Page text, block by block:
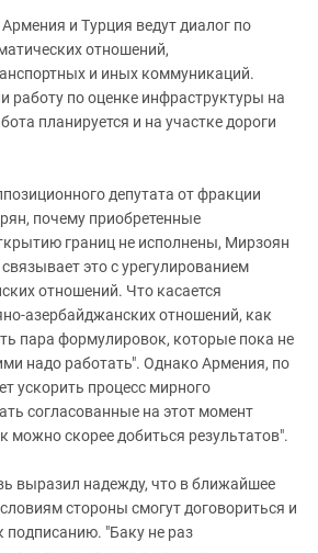
и Турция ведут диалог по
отношений,
и иных коммуникаций.
работу по оценке инфраструктуры на
планируется и на участке дороги
депутата от фракции
почему приобретенные
границ не исполнены, Мирзоян
это с урегулированием
отношений. Что касается
азербайджанских отношений, как
пара формулировок, которые пока не
надо работать". Однако Армения, по
ускорить процесс мирного
согласованные на этот момент
можно скорее добиться результатов".
выразил надежду, что в ближайшее
стороны смогут договориться и
подписанию. "Баку не раз